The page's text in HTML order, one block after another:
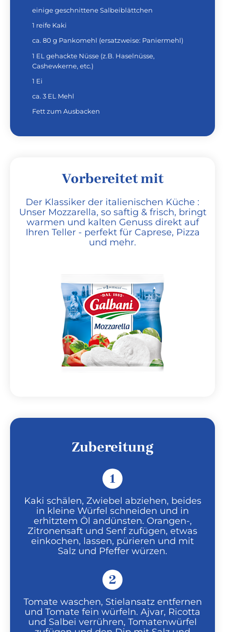
einige geschnittene Salbeiblättchen
1 reife Kaki
ca. 80 g Pankomehl (ersatzweise: Paniermehl)
1 EL gehackte Nüsse (z.B. Haselnüsse,
Cashewkerne, etc.)
1 Ei
ca. 3 EL Mehl
Fett zum Ausbacken
Vorbereitet mit
Der Klassiker der italienischen Küche :
Unser Mozzarella, so saftig & frisch, bringt
warmen und kalten Genuss direkt auf
Ihren Teller - perfekt für Caprese, Pizza
und mehr.
Zubereitung
1
Kaki schälen, Zwiebel abziehen, beides
in kleine Würfel schneiden und in
erhitztem Öl andünsten. Orangen-,
Zitronensaft und Senf zufügen, etwas
einkochen, lassen, pürieren und mit
Salz und Pfeffer würzen.
2
Tomate waschen, Stielansatz entfernen
und Tomate fein würfeln. Ajvar, Ricotta
und Salbei verrühren, Tomatenwürfel